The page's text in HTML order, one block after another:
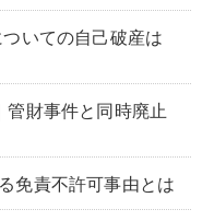
いての自己破産は
財事件と同時廃止
免責不許可事由とは